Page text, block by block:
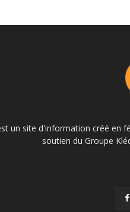
un site d'information créé en
soutien du Groupe